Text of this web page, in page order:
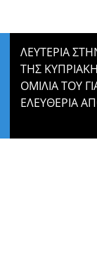
ΛΕΥΤΕΡΙΑ
ΤΗΣ
ΟΜΙΛΙΑ ΤΟΥ
ΕΛΕΥΘΕΡΙΑ